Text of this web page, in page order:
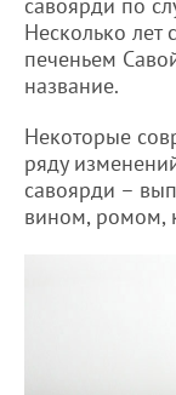
Несколько лет
печеньем
название.
Некоторые
ряду
савоярди –
вином, ромом,